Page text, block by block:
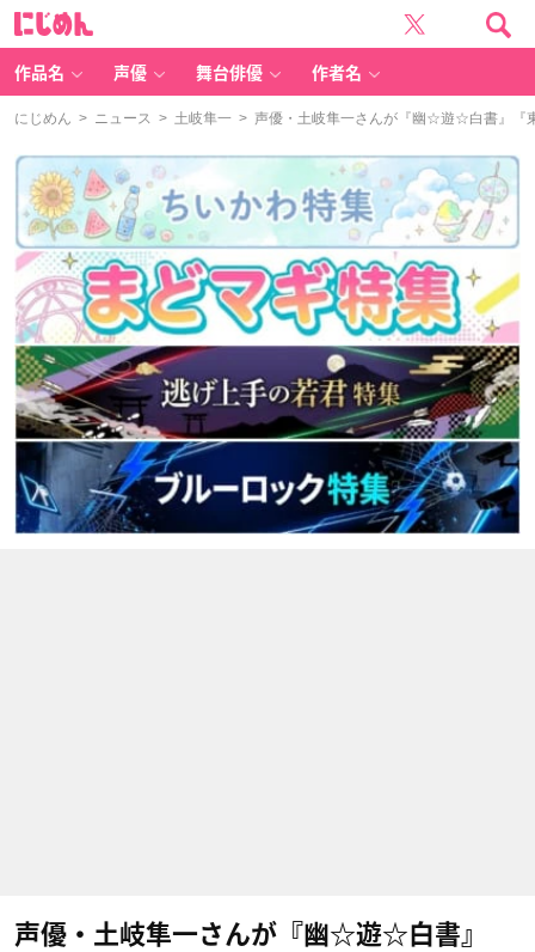
作品名 声優 舞台俳優 作者名
にじめん > ニュース > 土岐隼一 > 声優・土岐隼一さんが『幽☆遊☆白書』『
声優・土岐隼一さんが『幽☆遊☆白書』